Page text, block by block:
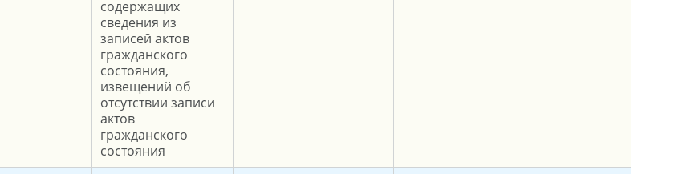
содержащих
сведения из
записей актов
гражданского
состояния,
извещений об
отсутствии записи
актов
гражданского
состояния